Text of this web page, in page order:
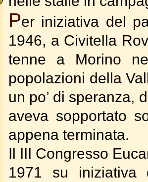
Per iniziativa del
1946, a Civitella
tenne a Morino
popolazioni della
un po’ di speranza,
aveva sopportato
appena terminata.
Il III Congresso
1971 su iniziativa